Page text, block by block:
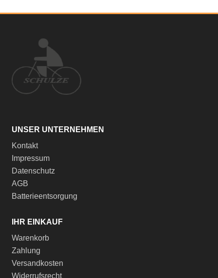
UNSER UNTERNEHMEN
Kontakt
Impressum
Datenschutz
AGB
Batterieentsorgung
IHR EINKAUF
Warenkorb
Zahlung
Versandkosten
Widerrufsrecht